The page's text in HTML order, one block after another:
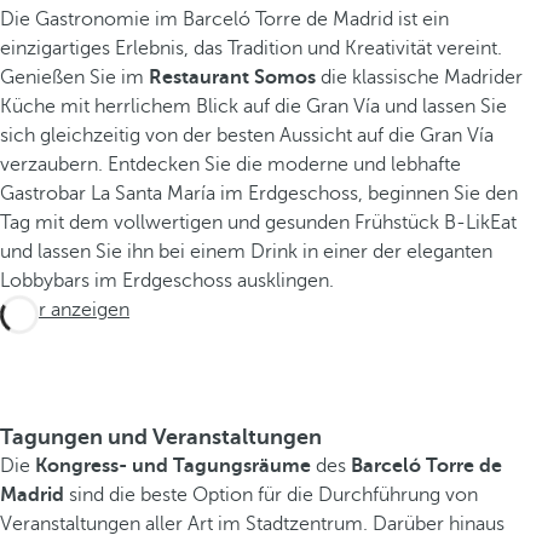
Die Gastronomie im Barceló Torre de Madrid ist ein
einzigartiges Erlebnis, das Tradition und Kreativität vereint.
Genießen Sie im Restaurant Somos die klassische Madrider
Küche mit herrlichem Blick auf die Gran Vía und lassen Sie
sich gleichzeitig von der besten Aussicht auf die Gran Vía
verzaubern. Entdecken Sie die moderne und lebhafte
Gastrobar La Santa María im Erdgeschoss, beginnen Sie den
Tag mit dem vollwertigen und gesunden Frühstück B-LikEat
und lassen Sie ihn bei einem Drink in einer der eleganten
Lobbybars im Erdgeschoss ausklingen.
Mehr anzeigen
Tagungen und Veranstaltungen
Die Kongress- und Tagungsräume des Barceló Torre de
Madrid sind die beste Option für die Durchführung von
Veranstaltungen aller Art im Stadtzentrum. Darüber hinaus